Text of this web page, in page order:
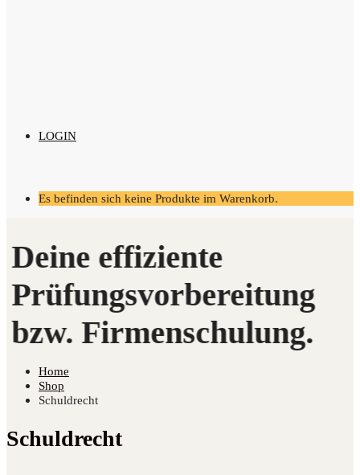
LOGIN
Es befinden sich keine Produkte im Warenkorb.
Home
Shop
Schuldrecht
Schuldrecht